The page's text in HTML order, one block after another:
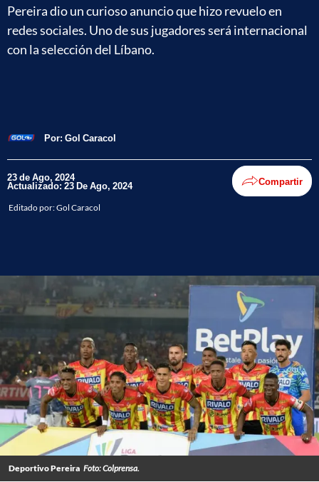
Pereira dio un curioso anuncio que hizo revuelo en
redes sociales. Uno de sus jugadores será internacional
con la selección del Líbano.
Por: Gol Caracol
23 de Ago, 2024
Actualizado: 23 De Ago, 2024 Compartir
Editado por:Gol Caracol
Deportivo Pereira Foto: Colprensa.